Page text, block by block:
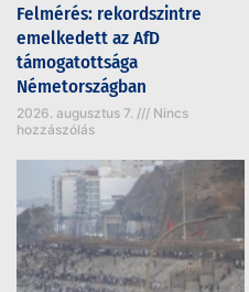
Felmérés: rekordszintre
emelkedett az AfD
támogatottsága
Németországban
2026. augusztus 7.
Nincs
hozzászólás